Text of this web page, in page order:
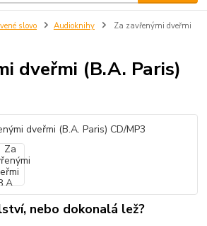
slovo Audioknihy
Za zavřenými dveřmi
dveřmi (B.A. Paris)
nebo dokonalá lež?